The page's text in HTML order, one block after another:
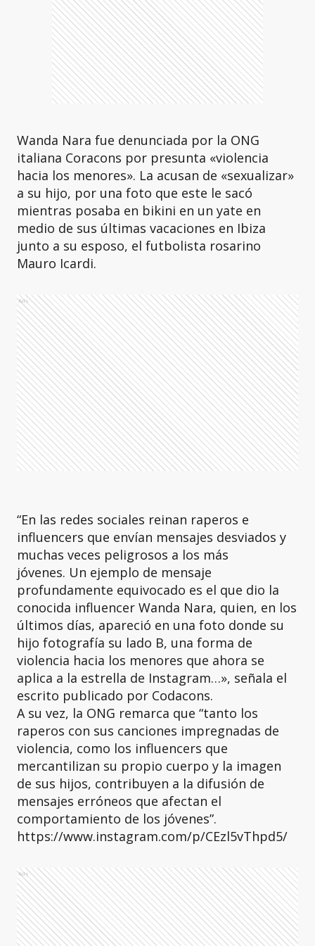
Wanda Nara fue denunciada por la ONG
italiana Coracons por presunta «violencia
hacia los menores». La acusan de «sexualizar»
a su hijo, por una foto que este le sacó
mientras posaba en bikini en un yate en
medio de sus últimas vacaciones en Ibiza
junto a su esposo, el futbolista rosarino
Mauro Icardi.
Ads
“En las redes sociales reinan raperos e
influencers que envían mensajes desviados y
muchas veces peligrosos a los más
jóvenes. Un ejemplo de mensaje
profundamente equivocado es el que dio la
conocida influencer Wanda Nara, quien, en los
últimos días, apareció en una foto donde su
hijo fotografía su lado B, una forma de
violencia hacia los menores que ahora se
aplica a la estrella de Instagram…», señala el
escrito publicado por Codacons.
A su vez, la ONG remarca que “tanto los
raperos con sus canciones impregnadas de
violencia, como los influencers que
mercantilizan su propio cuerpo y la imagen
de sus hijos, contribuyen a la difusión de
mensajes erróneos que afectan el
comportamiento de los jóvenes”.
https://www.instagram.com/p/CEzl5vThpd5/
Ads